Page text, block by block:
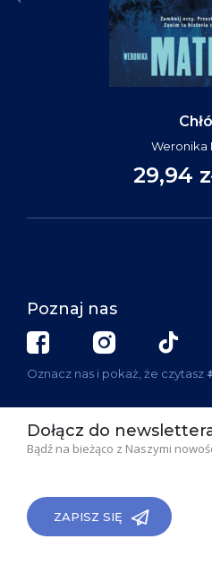
Weronika
29,94
Poznaj nas
Oznacz nas i pokaż, że czytasz
Dołącz do
Bądź na bieżąco z Naszymi
ZAPISZ SIĘ